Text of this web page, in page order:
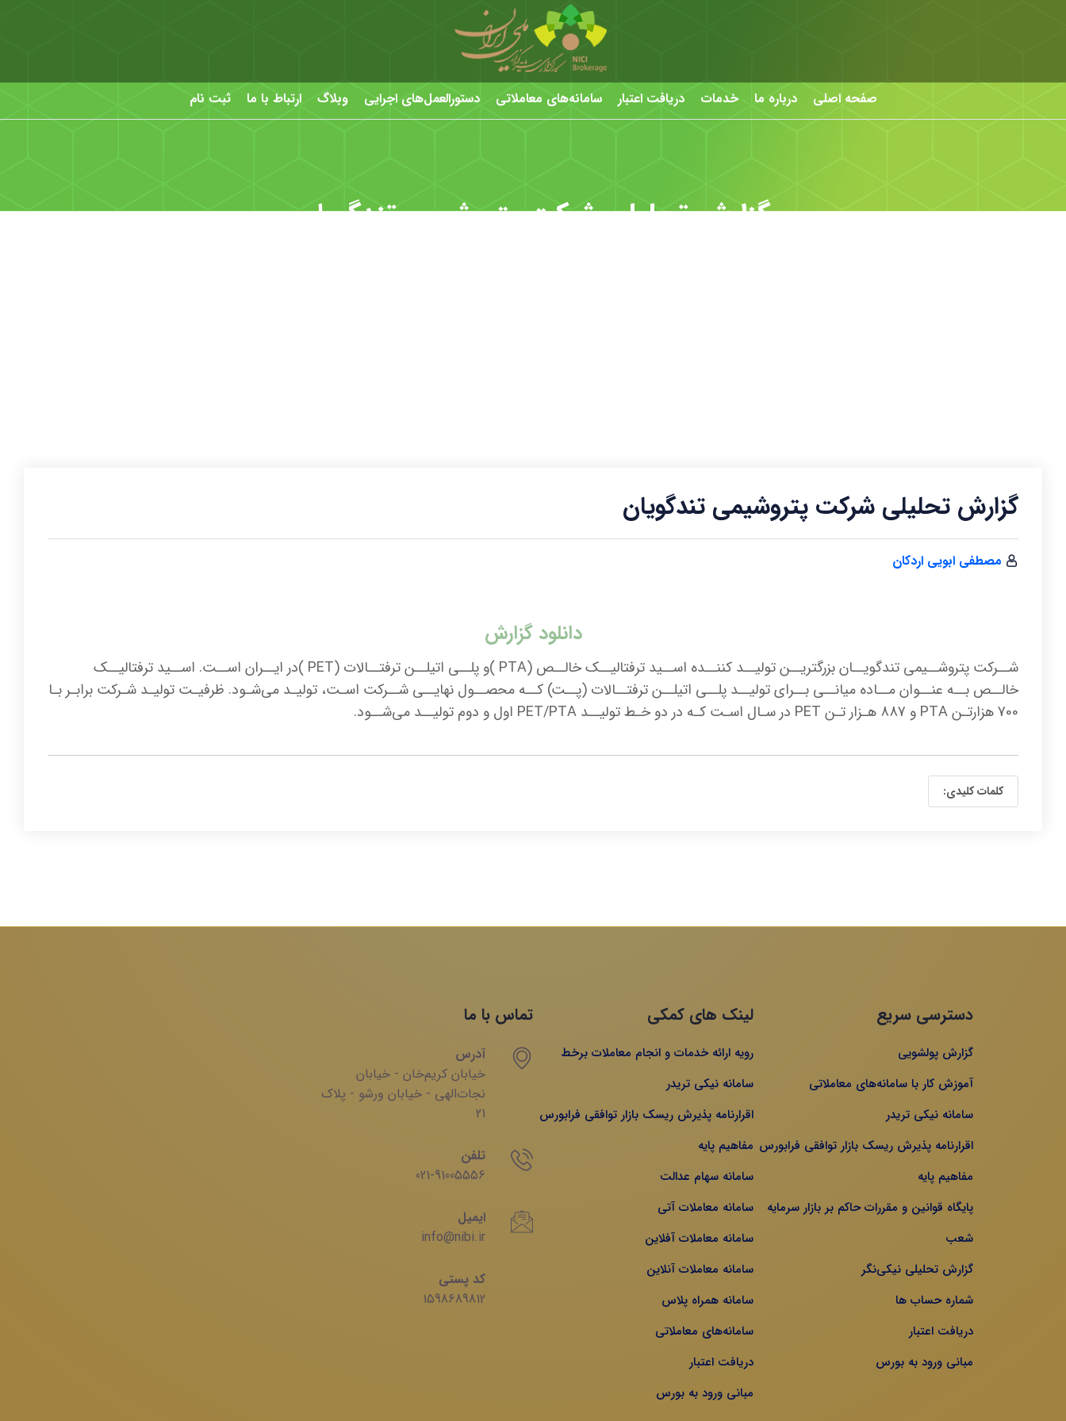
صفحه اصلی درباره ما خدمات دریافت اعتبار سامانه‌های معاملاتی دستورالعمل‌های اجرایی وبلاگ ارتباط با ما ثبت نام
گزارش تحلیلی شرکت پتروشيمی تندگويان
گزارش تحلیلی شرکت پتروشيمی تندگويان
مصطفی ابویی اردکان
دانلود گزارش
شــرکت پتروشــیمی تندگویــان بزرگتریــن تولیــد کننــده اســید ترفتالیــک خالــص (PTA )و پلــی اتیلــن ترفتــالات (PET )در ایــران اســت. اســید ترفتالیــک
خالــص بــه عنــوان مــاده میانــی بــرای تولیــد پلــی اتیلــن ترفتــالات (پــت) کــه محصــول نهایــی شــرکت اسـت، تولیـد می‌شـود. ظرفیـت تولیـد شـرکت برابـر بـا
700 هزارتـن PTA و 887 هـزار تـن PET در سـال اسـت کـه در دو خـط تولیــد PET/PTA اول و دوم تولیــد می‌شــود.
کلمات کلیدی:
دسترسی سریع
گزارش پولشویی
آموزش کار با سامانه‌های معاملاتی
سامانه نیکی تریدر
اقرارنامه پذیرش ریسک بازار توافقی فرابورس
مفاهیم پایه
پایگاه قوانین و مقررات حاکم بر بازار سرمایه
شعب
گزارش تحلیلی نیکی‌نگر
شماره حساب ها
دریافت اعتبار
مبانی ورود به بورس
لینک های کمکی
رویه ارائه خدمات و انجام معاملات برخط
سامانه نیکی تریدر
اقرارنامه پذیرش ریسک بازار توافقی فرابورس
مفاهیم پایه
سامانه سهام عدالت
سامانه معاملات آتی
سامانه معاملات آفلاین
سامانه معاملات آنلاین
سامانه همراه پلاس
سامانه‌های معاملاتی
دریافت اعتبار
مبانی ورود به بورس
تماس با ما
آدرس
خیابان‌ کریم‌‌خان - خیابان
‌نجات‌الهی - خیابان ‌ورشو - پلاک
21
تلفن
021-91005556
ایمیل
info@nibi.ir
کد پستی
1598689812